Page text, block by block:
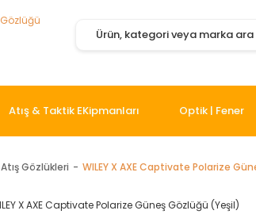
Atış & Taktik EKipmanları Optik | Fener
Atış Gözlükleri WILEY X AXE Captivate Polarize